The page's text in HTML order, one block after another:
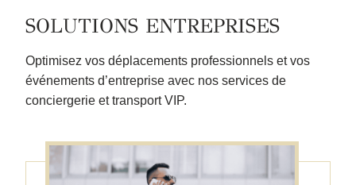
SOLUTIONS ENTREPRISES
Optimisez vos déplacements professionnels et vos
événements d’entreprise avec nos services de
conciergerie et transport VIP.